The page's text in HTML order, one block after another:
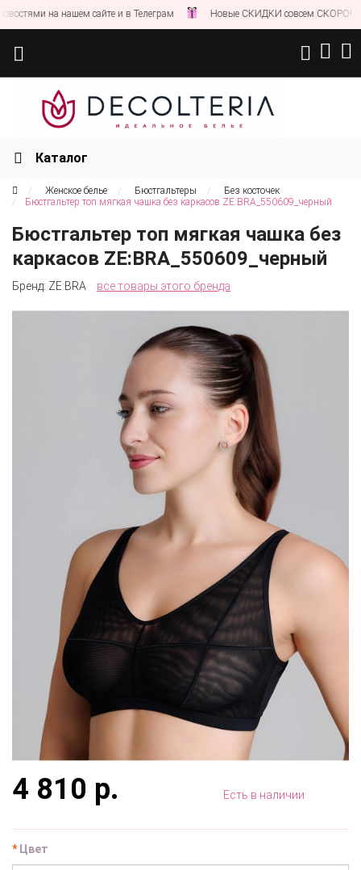
на нашем сайте и в Телеграм Новые СКИДКИ совсем СКОРО!
Каталог
Женское белье Бюстгальтеры
Без косточек
Бюстгальтер топ мягкая чашка без каркасов ZE:BRA_550609_черный
Бюстгальтер топ мягкая чашка без
каркасов ZE:BRA_550609_черный
Бренд: ZE:BRA все товары этого бренда
4 810 р. Есть в наличии
Цвет